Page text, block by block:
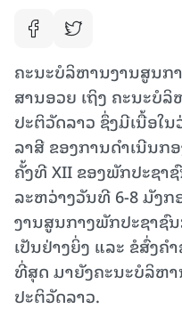
ຄະນະບໍລິຫານງານສູນກ
ສານອວຍ ເຖິງ ຄະນະບໍ
ປະຕິວັດລາວ ຊຶ່ງມີເນື້ອໃ
ລາສີ ຂອງການດຳເນີນ
ຄັ້ງທີ XII ຂອງພັກປະຊາ
ລະຫວ່າງວັນທີ 6-8 ມັງ
ງານສູນກາງພັກປະຊາຊົ
ເປັນຢ່າງຍິ່ງ ແລະ ຂໍສົ່ງຄ
ທີ່ສຸດ ມາຍັງຄະນະບໍລິຫ
ປະຕິວັດລາວ.